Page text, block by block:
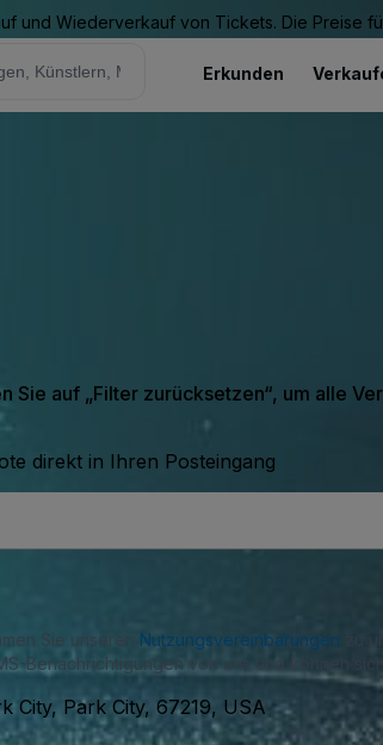
und Wiederverkauf von Tickets. Die Preise
Erkunden
Sie auf „Filter zurücksetzen“, um alle
direkt in Ihren Posteingang
Sie unseren Nutzungsvereinbarungen zu
Benachrichtigungen von uns und können
City, Park City, 67219, USA